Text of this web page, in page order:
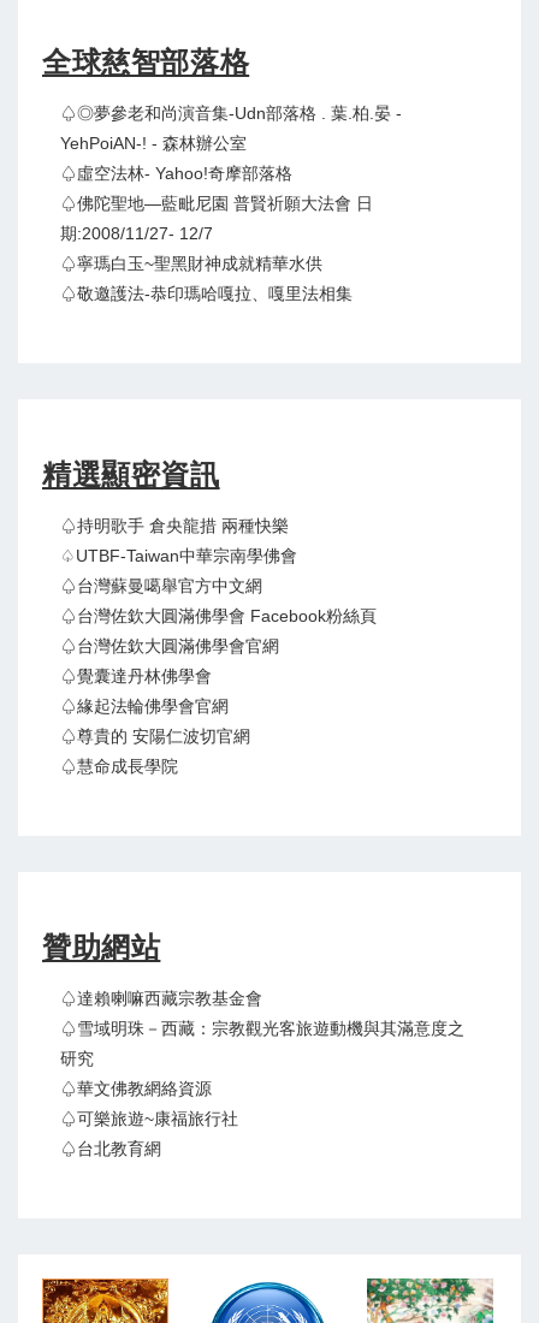
全球慈智部落格
♤◎夢參老和尚演音集-Udn部落格 . 葉.柏.晏 -
YehPoiAN-! - 森林辦公室
♤虛空法林- Yahoo!奇摩部落格
♤佛陀聖地—藍毗尼園 普賢祈願大法會 日
期:2008/11/27- 12/7
♤寧瑪白玉~聖黑財神成就精華水供
♤敬邀護法-恭印瑪哈嘎拉、嘎里法相集
精選顯密資訊
♤持明歌手 倉央龍措 兩種快樂
♤UTBF-Taiwan中華宗南學佛會
♤台灣蘇曼噶舉官方中文網
♤台灣佐欽大圓滿佛學會 Facebook粉絲頁
♤台灣佐欽大圓滿佛學會官網
♤覺囊達丹林佛學會
♤緣起法輪佛學會官網
♤尊貴的 安陽仁波切官網
♤慧命成長學院
贊助網站
♤達賴喇嘛西藏宗教基金會
♤雪域明珠－西藏：宗教觀光客旅遊動機與其滿意度之
研究
♤華文佛教網絡資源
♤可樂旅遊~康福旅行社
♤台北教育網